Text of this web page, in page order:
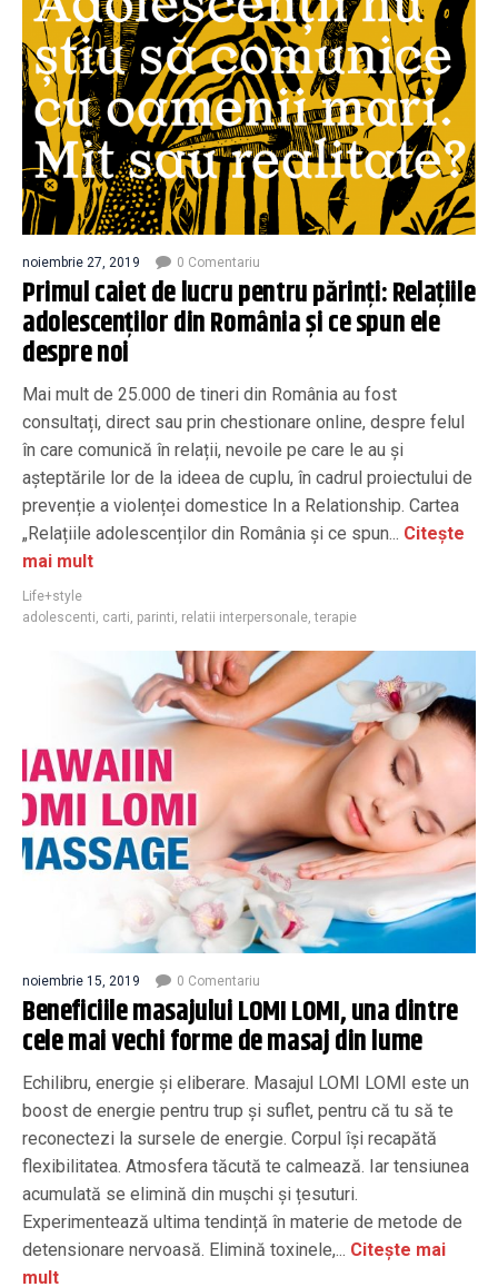
noiembrie 27, 2019 0 Comentariu
Primul caiet de lucru pentru părinți: Relațiile
adolescenților din România și ce spun ele
despre noi
Mai mult de 25.000 de tineri din România au fost
consultați, direct sau prin chestionare online, despre felul
în care comunică în relații, nevoile pe care le au și
așteptările lor de la ideea de cuplu, în cadrul proiectului de
prevenție a violenței domestice In a Relationship. Cartea
„Relațiile adolescenților din România și ce spun... Citește
mai mult
Life+style
adolescenti, carti, parinti, relatii interpersonale,terapie
noiembrie 15, 2019 0 Comentariu
Beneficiile masajului LOMI LOMI, una dintre
cele mai vechi forme de masaj din lume
Echilibru, energie și eliberare. Masajul LOMI LOMI este un
boost de energie pentru trup și suflet, pentru că tu să te
reconectezi la sursele de energie. Corpul își recapătă
flexibilitatea. Atmosfera tăcută te calmează. Iar tensiunea
acumulată se elimină din mușchi și țesuturi.
Experimentează ultima tendință în materie de metode de
detensionare nervoasă. Elimină toxinele,... Citește mai
mult